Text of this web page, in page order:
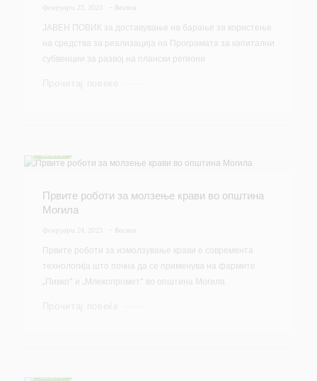
Февруари 25, 2023 Вести
ЈАВЕН ПОВИК за доставување на барање за користење
на средства за реализација на Програмата за капитални
субвенции за развој на плански региони
Прочитај повеќе
ВЕСТИ
Првите роботи за молзење крави во општина
Могила
Февруари 24, 2023 Вести
Првите роботи за измолзување крави е современта
технологија што почна да се применува на фармите
„Пивко“ и „Млекопромет“ во општина Могила.
Прочитај повеќе
ВЕСТИ